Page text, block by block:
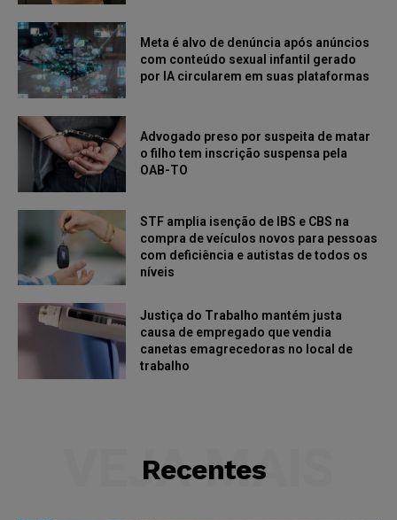
Meta é alvo de denúncia após anúncios
com conteúdo sexual infantil gerado
por IA circularem em suas plataformas
Advogado preso por suspeita de matar
o filho tem inscrição suspensa pela
OAB-TO
STF amplia isenção de IBS e CBS na
compra de veículos novos para pessoas
com deficiência e autistas de todos os
níveis
Justiça do Trabalho mantém justa
causa de empregado que vendia
canetas emagrecedoras no local de
trabalho
Recentes
VEJA MAIS